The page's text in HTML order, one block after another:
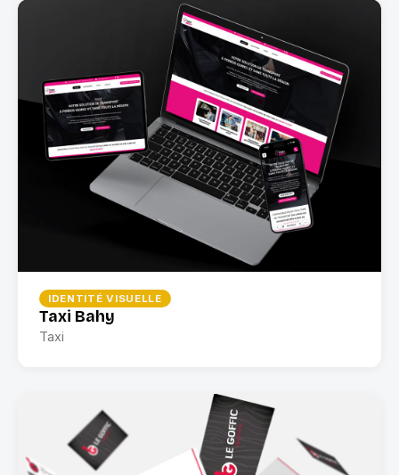
IDENTITÉ VISUELLE
Taxi Bahy
Taxi